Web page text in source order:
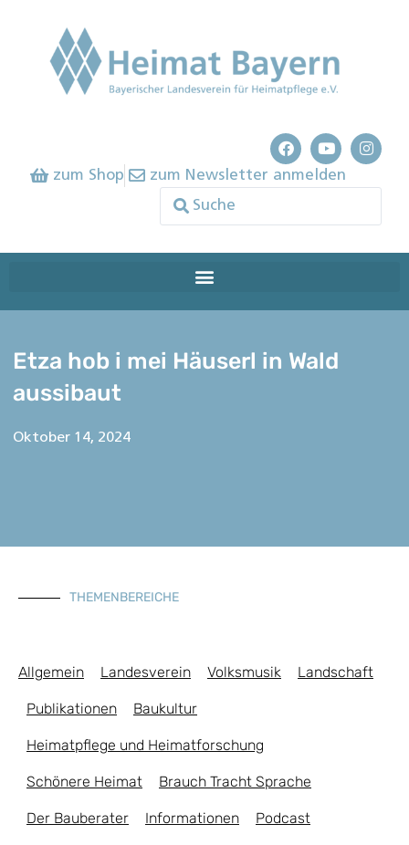
zum Shop zum Newsletter anmelden
Etza hob i mei Häuserl in Wald
aussibaut
Oktober 14, 2024
THEMENBEREICHE
Allgemein Landesverein Volksmusik Landschaft
Publikationen Baukultur
Heimatpflege und Heimatforschung
Schönere Heimat Brauch Tracht Sprache
Der Bauberater Informationen Podcast